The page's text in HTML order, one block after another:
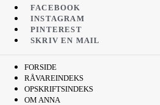
FACEBOOK
INSTAGRAM
PINTEREST
SKRIV EN MAIL
FORSIDE
RÅVAREINDEKS
OPSKRIFTSINDEKS
OM ANNA